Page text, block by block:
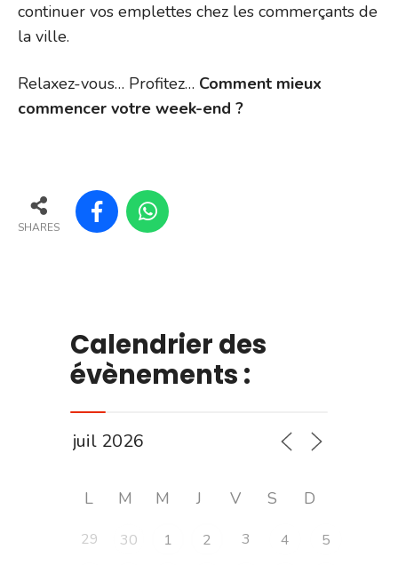
continuer vos emplettes chez les commerçants de
la ville.
Relaxez-vous… Profitez… Comment mieux
commencer votre week-end ?
SHARES
Calendrier des
évènements :
L M M J V S D
29 30 1 2 3 4
5